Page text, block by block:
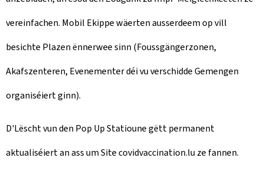
vereinfachen. Mobil Ekippe wäerten ausserdeem op vill
besichte Plazen ënnerwee sinn (Foussgängerzonen,
Akafszenteren, Evenementer déi vu verschidde Gemengen
organiséiert ginn).
D'Lëscht vun den Pop Up Statioune gëtt permanent
aktualiséiert an ass um Site covidvaccination.lu ze fannen.